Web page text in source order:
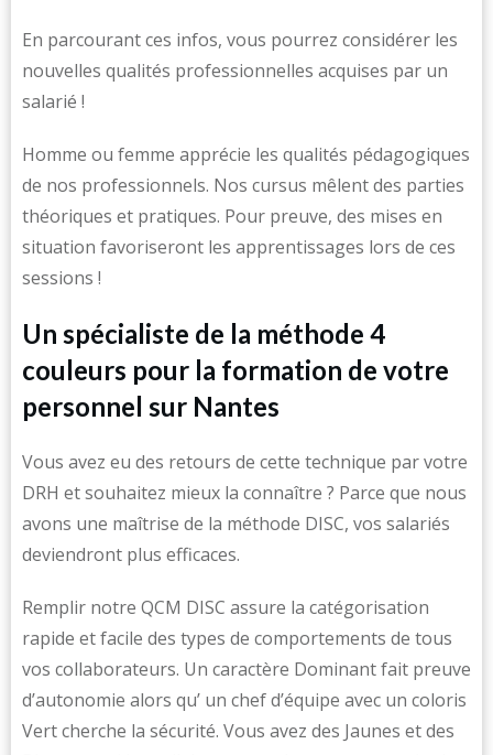
En parcourant ces infos, vous pourrez considérer les
nouvelles qualités professionnelles acquises par un
salarié !
Homme ou femme apprécie les qualités pédagogiques
de nos professionnels. Nos cursus mêlent des parties
théoriques et pratiques. Pour preuve, des mises en
situation favoriseront les apprentissages lors de ces
sessions !
Un spécialiste de la méthode 4
couleurs pour la formation de votre
personnel sur Nantes
Vous avez eu des retours de cette technique par votre
DRH et souhaitez mieux la connaître ? Parce que nous
avons une maîtrise de la méthode DISC, vos salariés
deviendront plus efficaces.
Remplir notre QCM DISC assure la catégorisation
rapide et facile des types de comportements de tous
vos collaborateurs. Un caractère Dominant fait preuve
d’autonomie alors qu’ un chef d’équipe avec un coloris
Vert cherche la sécurité. Vous avez des Jaunes et des